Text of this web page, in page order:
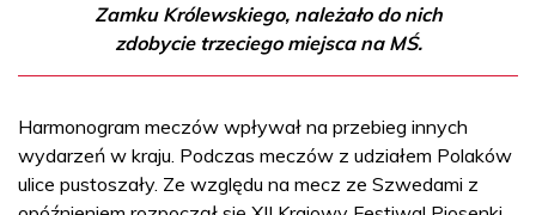
Zamku Królewskiego, należało do nich
zdobycie trzeciego miejsca na MŚ.
Harmonogram meczów wpływał na przebieg innych
wydarzeń w kraju. Podczas meczów z udziałem Polaków
ulice pustoszały. Ze względu na mecz ze Szwedami z